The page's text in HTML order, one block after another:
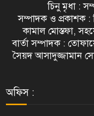
চিনু মৃধা :
সম্পাদক ও প্রকাশক :
কামাল মোস্তফা,
বার্তা সম্পাদক :
সৈয়দ আসাদুজ্জামান
অফিস :